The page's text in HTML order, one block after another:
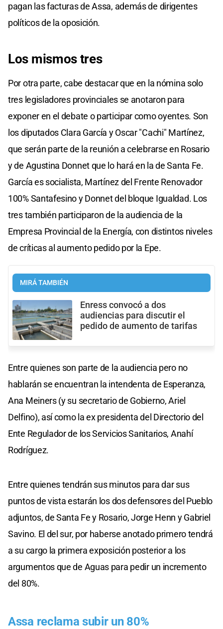
pagan las facturas de Assa, además de dirigentes
políticos de la oposición.
Los mismos tres
Por otra parte, cabe destacar que en la nómina solo
tres legisladores provinciales se anotaron para
exponer en el debate o participar como oyentes. Son
los diputados Clara García y Oscar "Cachi" Martínez,
que serán parte de la reunión a celebrarse en Rosario
y de Agustina Donnet que lo hará en la de Santa Fe.
García es socialista, Martínez del Frente Renovador
100% Santafesino y Donnet del bloque Igualdad. Los
tres también participaron de la audiencia de la
Empresa Provincial de la Energía, con distintos niveles
de críticas al aumento pedido por la Epe.
MIRÁ TAMBIÉN
Enress convocó a dos
audiencias para discutir el
pedido de aumento de tarifas
Entre quienes son parte de la audiencia pero no
hablarán se encuentran la intendenta de Esperanza,
Ana Meiners (y su secretario de Gobierno, Ariel
Delfino), así como la ex presidenta del Directorio del
Ente Regulador de los Servicios Sanitarios, Anahí
Rodríguez.
Entre quienes tendrán sus minutos para dar sus
puntos de vista estarán los dos defensores del Pueblo
adjuntos, de Santa Fe y Rosario, Jorge Henn y Gabriel
Savino. El del sur, por haberse anotado primero tendrá
a su cargo la primera exposición posterior a los
argumentos que de Aguas para pedir un incremento
del 80%.
Assa reclama subir un 80%